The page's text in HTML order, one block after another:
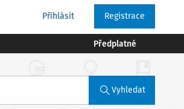
Přihlásit Registrace
Předplatné
Vyhledat